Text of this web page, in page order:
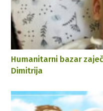
Humanitarni bazar
Dimitrija